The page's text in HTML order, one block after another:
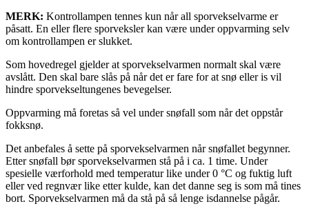
MERK: Kontrollampen tennes kun når all sporvekselvarme er
påsatt. En eller flere sporveksler kan være under oppvarming selv
om kontrollampen er slukket.
Som hovedregel gjelder at sporvekselvarmen normalt skal være
avslått. Den skal bare slås på når det er fare for at snø eller is vil
hindre sporvekseltungenes bevegelser.
Oppvarming må foretas så vel under snøfall som når det oppstår
fokksnø.
Det anbefales å sette på sporvekselvarmen når snøfallet begynner.
Etter snøfall bør sporvekselvarmen stå på i ca. 1 time. Under
spesielle værforhold med temperatur like under 0 °C og fuktig luft
eller ved regnvær like etter kulde, kan det danne seg is som må tines
bort. Sporvekselvarmen må da stå på så lenge isdannelse pågår.